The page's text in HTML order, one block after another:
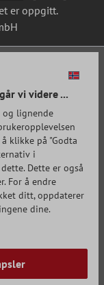
er oppgitt.
vi videre ...
og lignende
klikke på "Godta
i
Dette er også
For å endre
ditt, oppdaterer
dine.